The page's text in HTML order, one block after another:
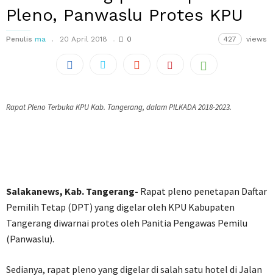
Pleno, Panwaslu Protes KPU
Penulis ma 20 April 2018 0 427 views
Rapat Pleno Terbuka KPU Kab. Tangerang, dalam PILKADA 2018-2023.
Salakanews, Kab. Tangerang- Rapat pleno penetapan Daftar
Pemilih Tetap (DPT) yang digelar oleh KPU Kabupaten
Tangerang diwarnai protes oleh Panitia Pengawas Pemilu
(Panwaslu).
Sedianya, rapat pleno yang digelar di salah satu hotel di Jalan